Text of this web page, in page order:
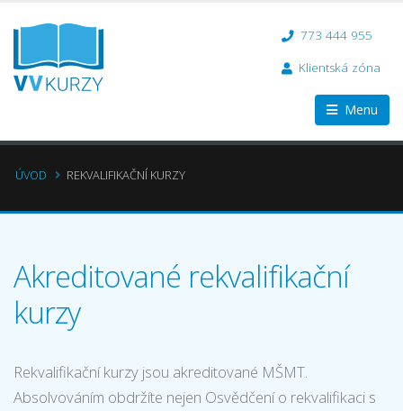
773 444 955
Klientská zóna
Menu
ÚVOD REKVALIFIKAČNÍ KURZY
Akreditované rekvalifikační
kurzy
Rekvalifikační kurzy jsou akreditované MŠMT.
Absolvováním obdržíte nejen Osvědčení o rekvalifikaci s